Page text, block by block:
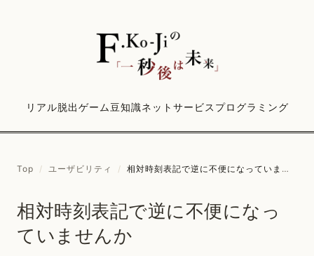
リアル脱出ゲーム豆知識ネットサービス プログラミング
Top / ユーザビリティ / 相対時刻表記で逆に不便になっていませんか
相対時刻表記で逆に不便になっ
ていませんか